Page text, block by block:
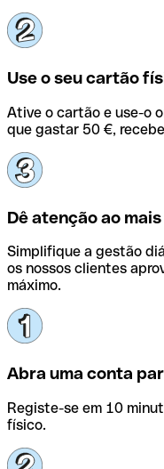
Use o seu cartão
Ative o cartão e use-o
que gastar 50 €,
Dê atenção ao
Simplifique a gestão
os nossos clientes
máximo.
Abra uma conta
Registe-se em 10
físico.